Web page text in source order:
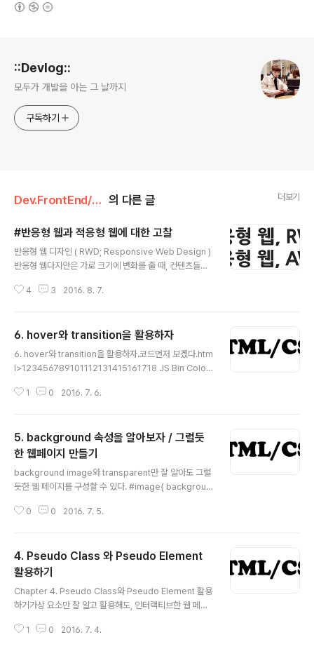
::Devlog::
모두가 개발을 아는 그 날까지
구독하기
Dev.FrontEnd/HTML_CSS 의 다른 글 더보기
#반응형 웹과 적응형 웹에 대한 고찰
반응형 웹 디자인 ( RWD; Responsive Web Design )
반응형 웹다지안은 가로 크기에 변화를 줄 때, 컨텐츠들이
화면 크기를 갖고 있는 디바이스일지 몰라서 모두 다 준비
브라우저 크기를 줄여도 한동안 반응이 없다가 정해진 해
상도가 되면 레이아웃이 갑자기 재배치 되는 형태. 스크린
에 맞는 성능을 보장하지만 모든 디바이스에 맞춘 화면을
것을 줄게! 물론 그 크기도 내가 따로 준비했지! 헉헉... " 웹
4 3 2016. 8. 7.
6. hover와 transition을 활용하자
6. hover와 transition을 활용하자.코드먼저 보겠다.htm
l>123456789101112131415161718 JS Bin Color
314.scroll-icon-down span{ border: solid #0F0
span:hover{ transition: all 0.5s; transition-timing
-function:ease; border: solid #CFCFCF 3px; bor
1 0 2016. 7. 6.
5. background 속성을 알아보자 / 그럴듯
한 웹페이지 만들기
background image와 transparent만 잘 알아도 그럴
듯한 웹 페이지를 구성할 수 있다. #image{ backgroun
0.5) ), url(/img/baby1.jpg); background-size: cov
d; } background: linear-gradient 속성과 url 속성을
살펴보자. url을 통해 원하는 image를 로드한다. 그리고 li
near-gradient를 통해서, 그라데이션을 주는데, 여기서
중점을 둬야할 곳은 ..
0 0 2016. 7. 5.
4. Pseudo Class 와 Pseudo Element
활용하기
Chapter 4. Pseudo Class와 Pseudo Element 활용
하기가상 요소만 잘 알고 활용해도, 인터랙티브한 웹 페이
단순한 선택자(simple selector)로는 표현할 수 없는 어
1 0 2016. 7. 4.